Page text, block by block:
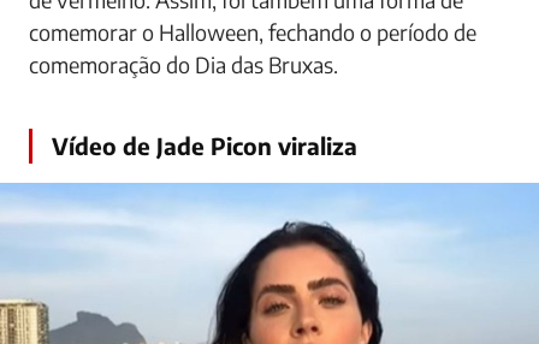
comemorar o Halloween, fechando o período de
comemoração do Dia das Bruxas.
Vídeo de Jade Picon viraliza